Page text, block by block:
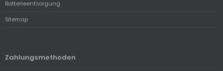
Batterieentsorgung
Sitemap
Zahlungsmethoden